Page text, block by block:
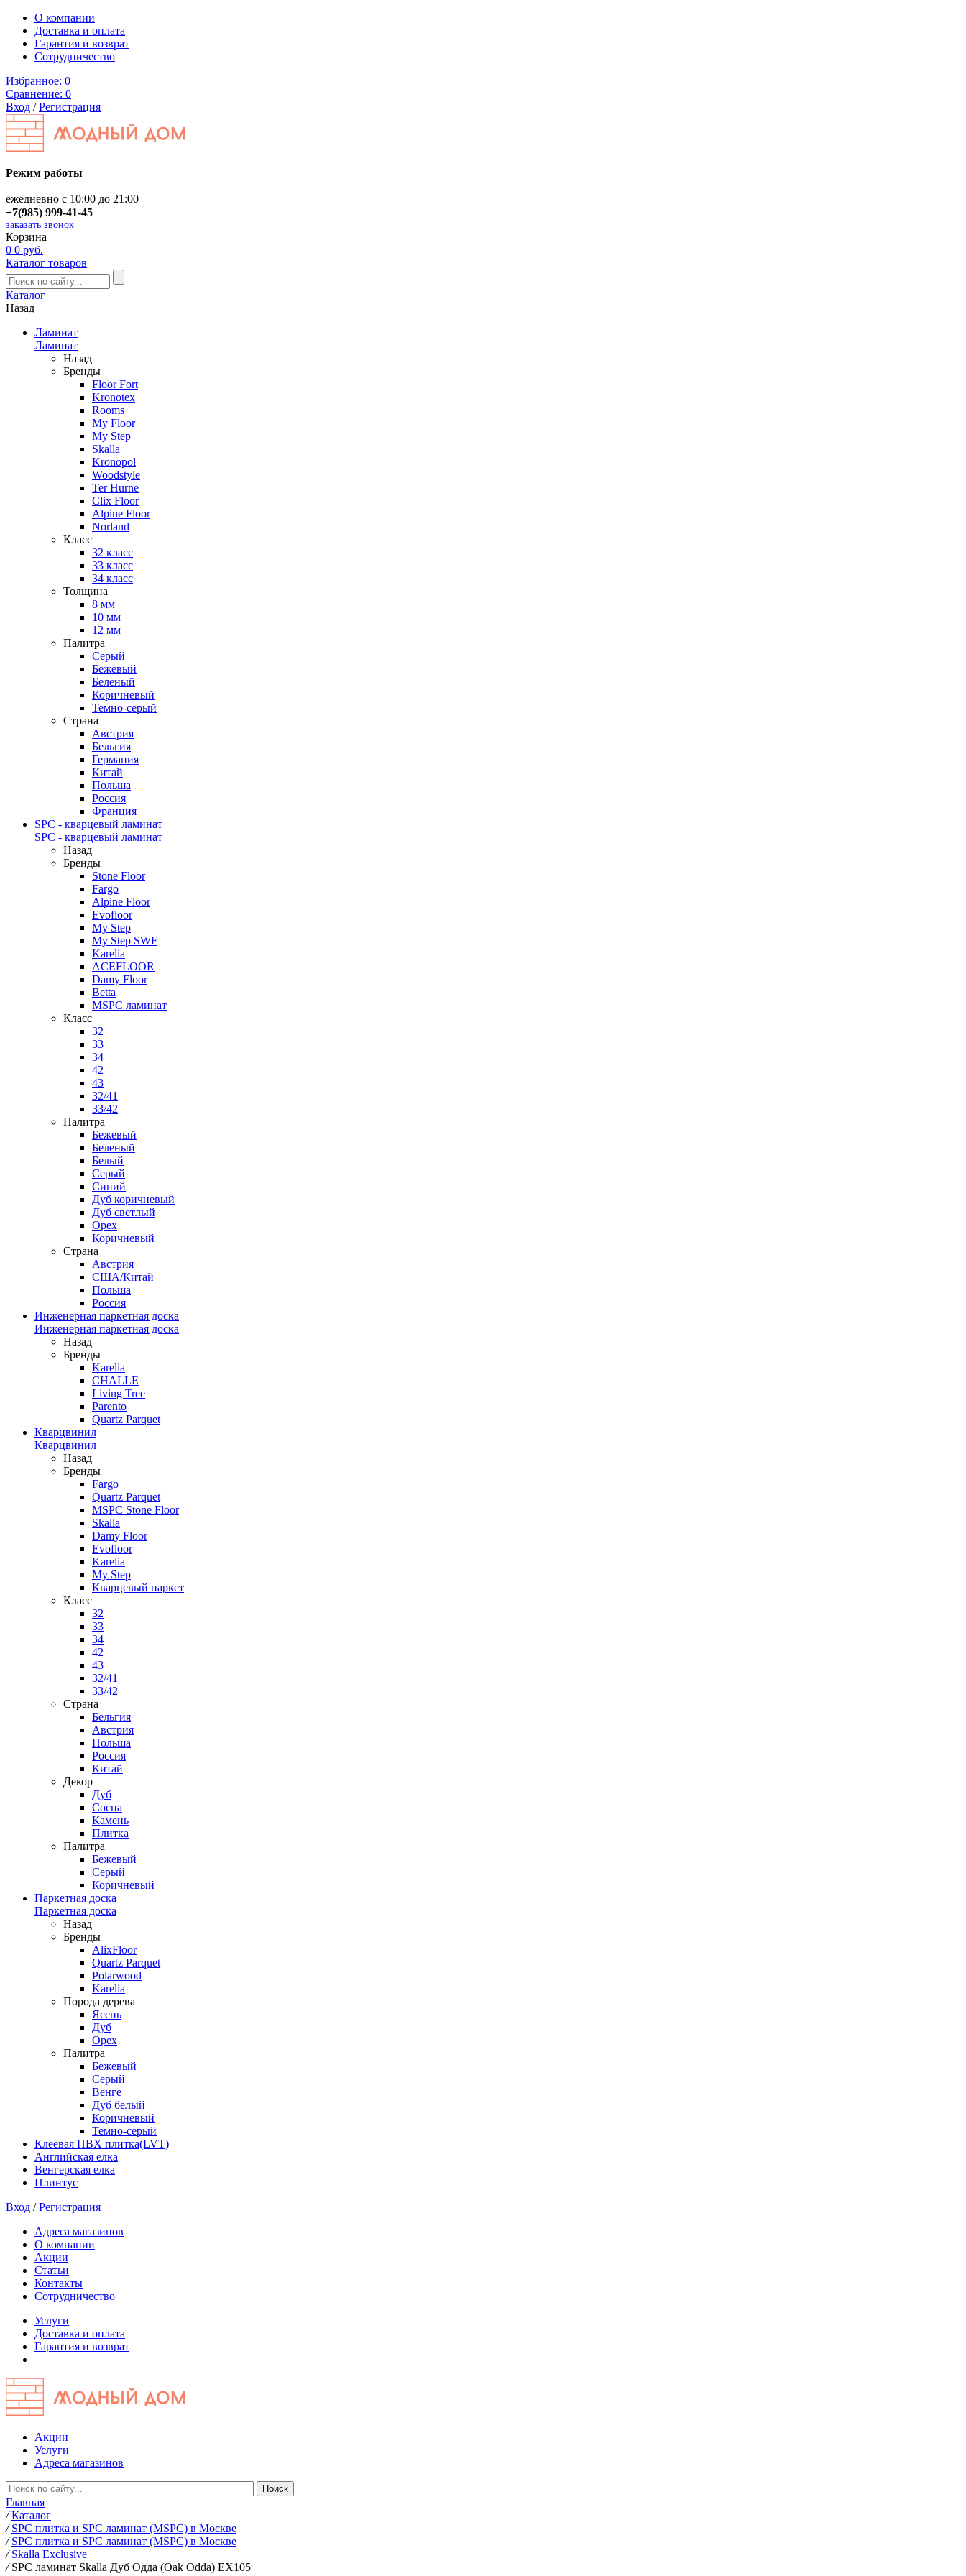
О компании
Доставка и оплата
Гарантия и возврат
Сотрудничество
Избранное: 0
Сравнение: 0
Вход /Регистрация
Режим работы
ежедневно с 10:00 до 21:00
+7(985) 999-41-45
заказать звонок
Корзина
0 0 руб.
Каталог товаров
Каталог
Назад
Ламинат
Ламинат
Назад
Бренды
Floor Fort
Kronotex
Rooms
My Floor
My Step
Skalla
Kronopol
Woodstyle
Ter Hurne
Clix Floor
Alpine Floor
Norland
Класс
32 класс
33 класс
34 класс
Толщина
8 мм
10 мм
12 мм
Палитра
Серый
Бежевый
Беленый
Коричневый
Темно-серый
Страна
Австрия
Бельгия
Германия
Китай
Польша
Россия
Франция
SPC - кварцевый ламинат
SPC - кварцевый ламинат
Назад
Бренды
Stone Floor
Fargo
Alpine Floor
Evofloor
My Step
My Step SWF
Karelia
ACEFLOOR
Damy Floor
Betta
MSPC ламинат
Класс
32
33
34
42
43
32/41
33/42
Палитра
Бежевый
Беленый
Белый
Серый
Синий
Дуб коричневый
Дуб светлый
Орех
Коричневый
Страна
Австрия
США/Китай
Польша
Россия
Инженерная паркетная доска
Инженерная паркетная доска
Назад
Бренды
Karelia
CHALLE
Living Tree
Parento
Quartz Parquet
Кварцвинил
Кварцвинил
Назад
Бренды
Fargo
Quartz Parquet
MSPC Stone Floor
Skalla
Damy Floor
Evofloor
Karelia
My Step
Кварцевый паркет
Класс
32
33
34
42
43
32/41
33/42
Страна
Бельгия
Австрия
Польша
Россия
Китай
Декор
Дуб
Сосна
Камень
Плитка
Палитра
Бежевый
Серый
Коричневый
Паркетная доска
Паркетная доска
Назад
Бренды
AlixFloor
Quartz Parquet
Polarwood
Karelia
Порода дерева
Ясень
Дуб
Орех
Палитра
Бежевый
Серый
Венге
Дуб белый
Коричневый
Темно-серый
Клеевая ПВХ плитка(LVT)
Английская елка
Венгерская елка
Плинтус
Вход /Регистрация
Адреса магазинов
О компании
Акции
Статьи
Контакты
Сотрудничество
Услуги
Доставка и оплата
Гарантия и возврат
Акции
Услуги
Адреса магазинов
Главная
/ Каталог
/ SPC плитка и SPC ламинат (MSPC) в Москве
/ SPC плитка и SPC ламинат (MSPC) в Москве
/ Skalla Exclusive
/ SPC ламинат Skalla Дуб Одда (Oak Odda) EX105